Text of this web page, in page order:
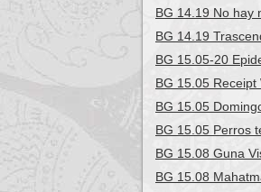
BG 14.19 No hay
BG 14.19
BG 15.05-20
BG 15.05 Receipt
BG 15.05
BG 15.05 Perros
BG 15.08 Guna
BG 15.08